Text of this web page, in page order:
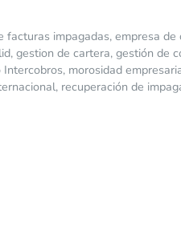
facturas impagadas,empresa de
, gestion de cartera, gestión de
Intercobros, morosidad
, recuperación de